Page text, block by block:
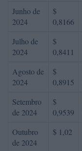
Junho de
2024
$
0,8166
Julho de
2024
$
0,8411
Agosto de
2024
$
0,8915
Setembro
de 2024
$
0,9539
Outubro
de 2024
$ 1,02